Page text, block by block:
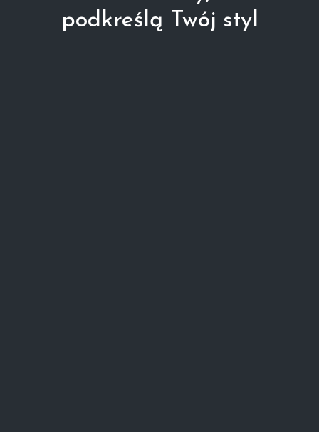
podkreślą Twój styl